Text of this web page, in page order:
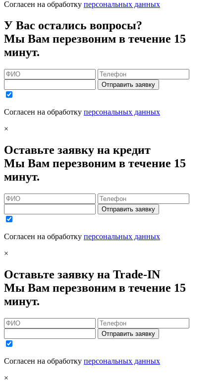
Согласен на обработку персональных данных
У Вас остались вопросы?
Мы Вам перезвоним в течение 15
минут.
Отправить заявку
Согласен на обработку персональных данных
×
Оставьте заявку на кредит
Мы Вам перезвоним в течение 15
минут.
Отправить заявку
Согласен на обработку персональных данных
×
Оставьте заявку на Trade-IN
Мы Вам перезвоним в течение 15
минут.
Отправить заявку
Согласен на обработку персональных данных
×